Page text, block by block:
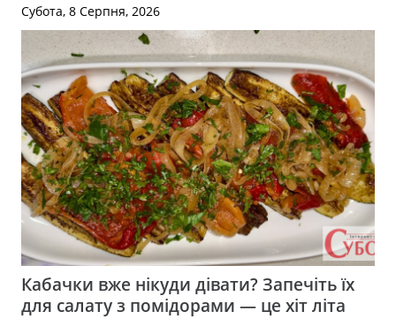
Субота, 8 Серпня, 2026
Кабачки вже нікуди дівати? Запечіть їх
для салату з помідорами — це хіт літа